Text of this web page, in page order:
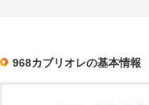
968カブリオレの基本情報